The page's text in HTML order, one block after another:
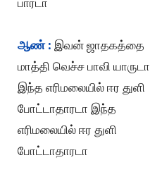
ஆண் : இவன் ஜாதகத்தை
மாத்தி வெச்ச பாவி யாருடா
இந்த எரிமலையில் ஈர துளி
போட்டாதாரடா இந்த
எரிமலையில் ஈர துளி
போட்டாதாரடா